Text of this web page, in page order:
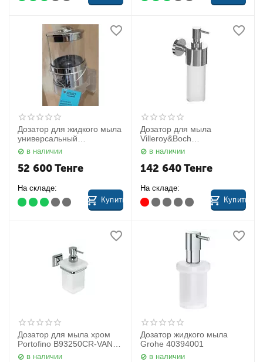
Дозатор для жидкого мыла
универсальный
04948010100 Keuco
в наличии
52 600Тенге
На складе:
Купить
Дозатор для мыла
Villeroy&Boch
TVA15100700061
в наличии
142 640Тенге
На складе:
Купить
Дозатор для мыла хром
Portofino B93250CR-VAN
Colombo
в наличии
Дозатор жидкого мыла
Grohe 40394001
в наличии